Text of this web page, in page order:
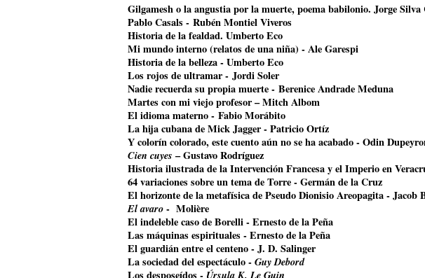
Gilgamesh o la angustia por la muerte, poema babilonio. Jorge Silva
Pablo Casals - Rubén Montiel Viveros
Historia de la fealdad. Umberto Eco
Mi mundo interno (relatos de una niña) - Ale Garespi
Historia de la belleza - Umberto Eco
Los rojos de ultramar - Jordi Soler
Nadie recuerda su propia muerte - Berenice Andrade Meduna
Martes con mi viejo profesor – Mitch Albom
El idioma materno - Fabio Morábito
La hija cubana de Mick Jagger- Patricio Ortíz
Y colorín colorado, este cuento aún no se ha acabado - Odin
Cien cuyes – Gustavo Rodríguez
Historia ilustrada de la Intervención Francesa y el Imperio en
64 variaciones sobre un tema de Torre - Germán de la Cruz
El horizonte de la metafísica de Pseudo Dionisio Areopagita - Jacob
El avaro- Molière
El indeleble caso de Borelli - Ernesto de la Peña
Las máquinas espirituales - Ernesto de la Peña
El guardián entre el centeno - J. D. Salinger
La sociedad del espectáculo -Guy Debord
Los desposeídos - Úrsula K. Le Guin